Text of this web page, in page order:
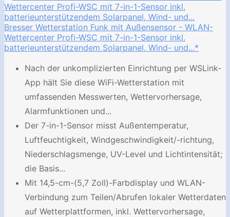
Bresser Wetterstation Funk mit Außensensor - WLAN-
Wettercenter Profi-WSC mit 7-in-1-Sensor inkl.
batterieunterstützendem Solarpanel, Wind- und...*
Nach der unkomplizierten Einrichtung per WSLink-
App hält Sie diese WiFi-Wetterstation mit
umfassenden Messwerten, Wettervorhersage,
Alarmfunktionen und...
Der 7-in-1-Sensor misst Außentemperatur,
Luftfeuchtigkeit, Windgeschwindigkeit/-richtung,
Niederschlagsmenge, UV-Level und Lichtintensität;
die Basis...
Mit 14,5-cm-(5,7 Zoll)-Farbdisplay und WLAN-
Verbindung zum Teilen/Abrufen lokaler Wetterdaten
auf Wetterplattformen, inkl. Wettervorhersage,